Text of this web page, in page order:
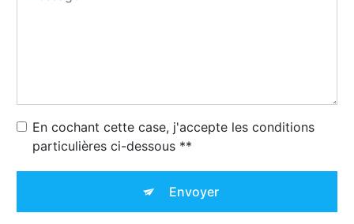
En cochant cette case, j'accepte les conditions
particulières ci-dessous **
Envoyer